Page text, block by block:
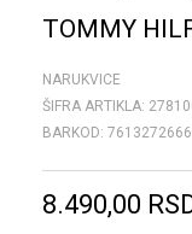
TOMMY
NARUKVICE
ŠIFRA ARTIKLA:
BARKOD:
8.490,00